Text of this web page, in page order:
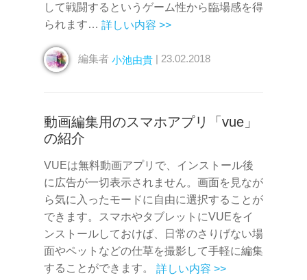
して戦闘するというゲーム性から臨場感を得
られます… 詳しい内容 >>
編集者 小池由貴 | 23.02.2018
動画編集用のスマホアプリ「vue」
の紹介
VUEは無料動画アプリで、インストール後
に広告が一切表示されません。画面を見なが
ら気に入ったモードに自由に選択することが
できます。スマホやタブレットにVUEをイ
ンストールしておけば、日常のさりげない場
面やペットなどの仕草を撮影して手軽に編集
することができます。 詳しい内容 >>